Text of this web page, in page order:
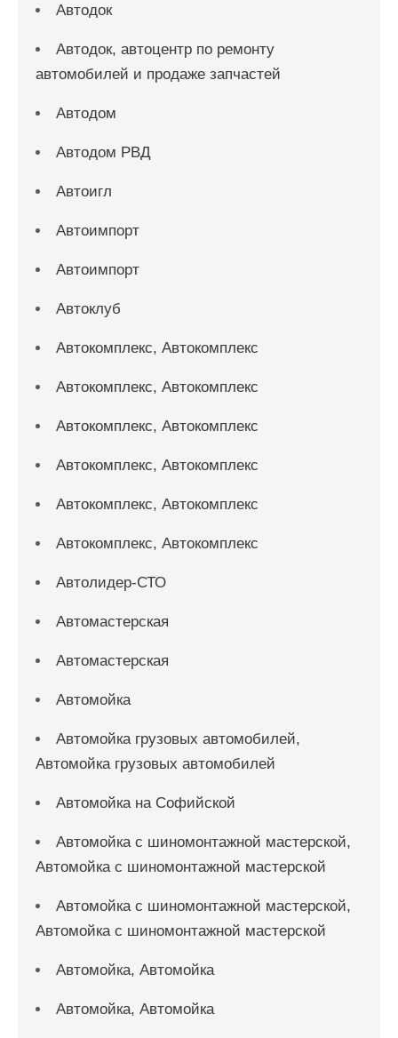
Автодок
Автодок, автоцентр по ремонту
автомобилей и продаже запчастей
Автодом
Автодом РВД
Автоигл
Автоимпорт
Автоимпорт
Автоклуб
Автокомплекс, Автокомплекс
Автокомплекс, Автокомплекс
Автокомплекс, Автокомплекс
Автокомплекс, Автокомплекс
Автокомплекс, Автокомплекс
Автокомплекс, Автокомплекс
Автолидер-СТО
Автомастерская
Автомастерская
Автомойка
Автомойка грузовых автомобилей,
Автомойка грузовых автомобилей
Автомойка на Софийской
Автомойка с шиномонтажной мастерской,
Автомойка с шиномонтажной мастерской
Автомойка с шиномонтажной мастерской,
Автомойка с шиномонтажной мастерской
Автомойка, Автомойка
Автомойка, Автомойка